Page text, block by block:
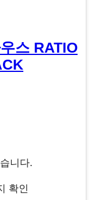
스 RATIO
니다.
확인